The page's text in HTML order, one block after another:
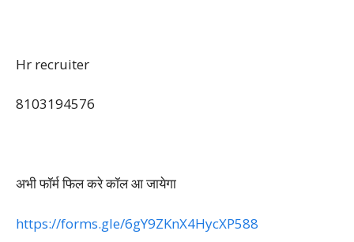
Hr recruiter
8103194576
अभी फॉर्म फिल करे कॉल आ जायेगा
https://forms.gle/6gY9ZKnX4HycXP588